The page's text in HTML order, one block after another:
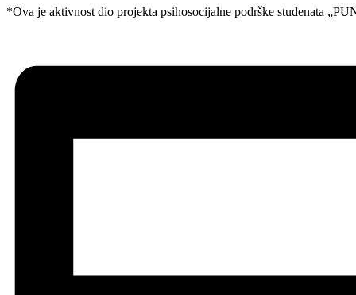
*Ova je aktivnost dio projekta psihosocijalne podrške studenata